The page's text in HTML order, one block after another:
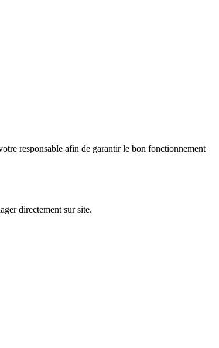
responsable afin de garantir le bon fonctionnement
directement sur site.